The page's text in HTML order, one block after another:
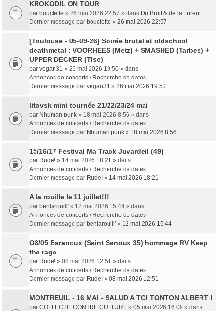
KROKODIL ON TOUR
par bouclette » 26 mai 2026 22:57 » dans Du Bruit & de la Fureur
Dernier message par bouclette » 26 mai 2026 22:57
[Toulouse - 05-09-26] Soirée brutal et oldschool
deathmetal : VOORHEES (Metz) + SMASHED (Tarbes) +
UPPER DECKER (Tlse)
par vegan31 » 26 mai 2026 19:50 » dans
Annonces de concerts / Recherche de dates
Dernier message par vegan31 » 26 mai 2026 19:50
litovsk mini tournée 21/22/23/24 mai
par Nhuman punk » 18 mai 2026 8:56 » dans
Annonces de concerts / Recherche de dates
Dernier message par Nhuman punk » 18 mai 2026 8:56
15/16/17 Festival Ma Track Juvardeil (49)
par Rude! » 14 mai 2026 18:21 » dans
Annonces de concerts / Recherche de dates
Dernier message par Rude! » 14 mai 2026 18:21
A la rouille le 11 juillet!!!
par benlarouill' » 12 mai 2026 15:44 » dans
Annonces de concerts / Recherche de dates
Dernier message par benlarouill' » 12 mai 2026 15:44
O8/05 Baranoux (Saint Senoux 35) hommage RV Keep
the rage
par Rude! » 08 mai 2026 12:51 » dans
Annonces de concerts / Recherche de dates
Dernier message par Rude! » 08 mai 2026 12:51
MONTREUIL - 16 MAI - SALUD A TOI TONTON ALBERT !
par COLLECTIF CONTRE CULTURE » 05 mai 2026 16:09 » dans